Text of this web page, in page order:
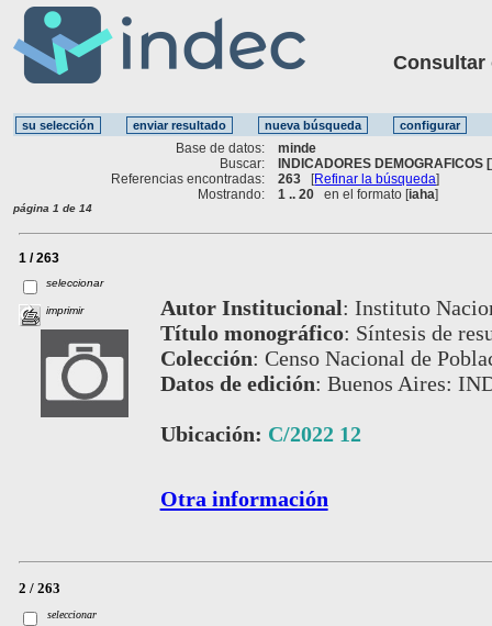
Consultar
Base de datos:
minde
Buscar:
INDICADORES DEMOGRAFICOS
Referencias encontradas:
263 [Refinar la búsqueda]
Mostrando:
1 .. 20 en el formato [iaha]
página 1 de 14
1 / 263
seleccionar
imprimir Autor Institucional: Instituto
Título monográfico: Síntesis de
Colección: Censo Nacional de
Datos de edición: Buenos Aires:
Ubicación: C/2022 12
Otra información
2 / 263
seleccionar